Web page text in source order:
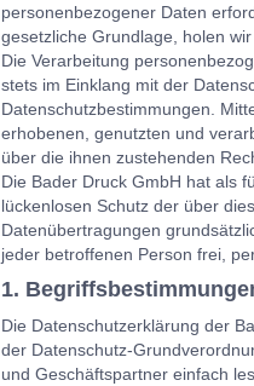
personenbezogener Daten
gesetzliche Grundlage, holen
Die Verarbeitung
stets im Einklang mit der
Datenschutzbestimmungen.
erhobenen, genutzten und
über die ihnen zustehenden
Die Bader Druck GmbH hat als
lückenlosen Schutz der über
Datenübertragungen
jeder betroffenen Person frei,
1.
Die Datenschutzerklärung der
der Datenschutz-
und Geschäftspartner einfach